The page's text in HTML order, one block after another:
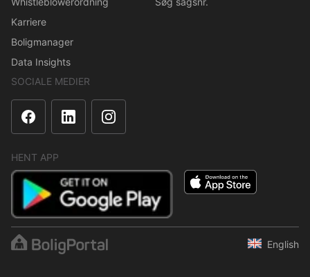
Karriere
Boligmanager
Data Insights
SOCIALE MEDIER
HENT APP
English